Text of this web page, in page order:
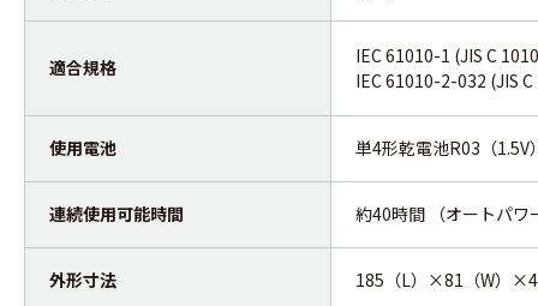
適合規格
IEC 61010-1 (JIS C
IEC 61010-2-032 (JIS
使用電池 単4形乾電池R03（
連続使用可能時間 約40時間 （オートパワ
外形寸法 185（L）×81（W）